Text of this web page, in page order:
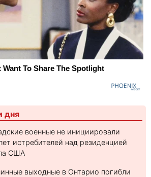
To Share The Spotlight
дня
военные не инициировали
истребителей над резиденцией
США
выходные в Онтарио погибли